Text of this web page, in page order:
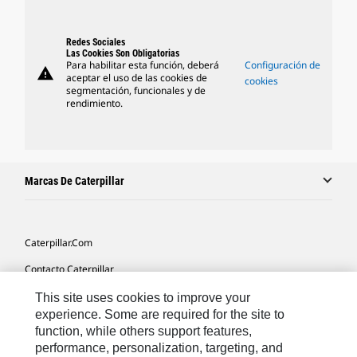
warning
Redes Sociales
Las Cookies Son Obligatorias
Para habilitar esta función, deberá
aceptar el uso de las cookies de
segmentación, funcionales y de
rendimiento.
Configuración de
cookies
Marcas De Caterpillar
Caterpillar.com
Contacto Caterpillar
Mis Preferencias De Marketing
Mapa Del Sitio
Cookie Settings
This site uses cookies to improve your
experience. Some are required for the site to
function, while others support features,
performance, personalization, targeting, and